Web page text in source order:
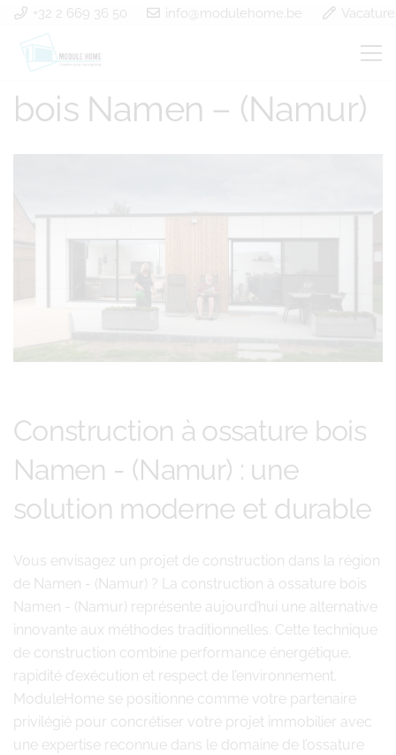
+32 2 669 36 50 info@modulehome.be
Construction à ossature
bois Namen – (Namur)
Construction à ossature bois
Namen - (Namur) : une
solution moderne et durable
Vous envisagez un projet de construction dans la région
de Namen - (Namur) ? La construction à ossature bois
Namen - (Namur) représente aujourd’hui une alternative
innovante aux méthodes traditionnelles. Cette technique
de construction combine performance énergétique,
rapidité d’exécution et respect de l’environnement.
ModuleHome se positionne comme votre partenaire
privilégié pour concrétiser votre projet immobilier avec
une expertise reconnue dans le domaine de l’ossature